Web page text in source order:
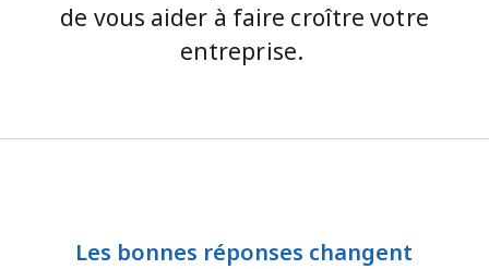
de vous aider à faire croître votre
entreprise.
Les bonnes réponses changent